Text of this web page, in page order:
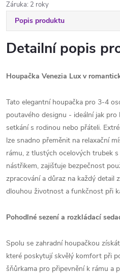
Záruka: 2 roky
Popis produktu
Detailní popis
Houpačka Venezia Lux v
Tato elegantní houpačka pro 3-4
poutavého designu - ideální jak pro
setkání s rodinou nebo přáteli.
lze snadno přeměnit na relaxační
rámu, z tlustých ocelových trubek
nástřikem, zajišťuje bezpečnost
zpracování a důraz na každý detail
dlouhou životnost a funkčnost při
Pohodlné sezení a rozkládací
Spolu se zahradní houpačkou
které poskytují skvělý komfort při
šňůrkama pro připevnění k rámu a